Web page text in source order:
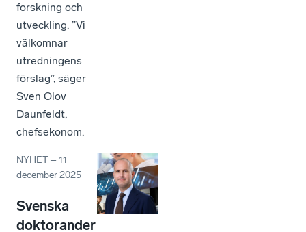
forskning och
utveckling. ”Vi
välkomnar
utredningens
förslag”, säger
Sven Olov
Daunfeldt,
chefsekonom.
NYHET –11
december 2025
Svenska
doktorander